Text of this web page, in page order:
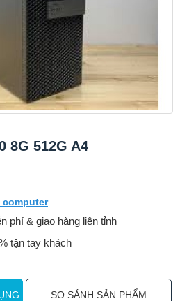
8G 512G A4
computer
phí & giao hàng liên tỉnh
tận tay khách
SO SÁNH SẢN PHẨM